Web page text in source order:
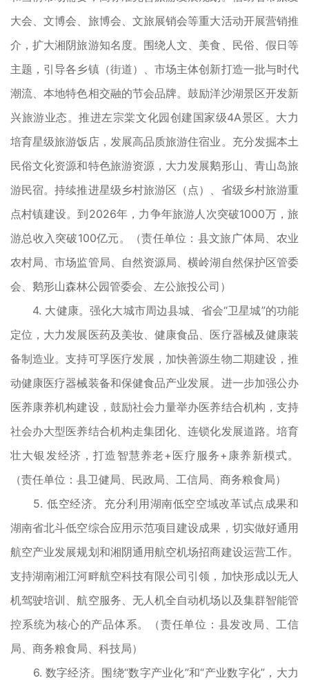
大会、文博会、旅博会、文旅展销会等重大活动开展营销推
介，扩大湘阴旅游知名度。围绕人文、美食、民俗、假日等
主题，引导各乡镇（街道）、市场主体创新打造一批与时代
潮流、本地特色相交融的节会品牌。鼓励洋沙湖景区开发新
兴旅游业态。推进左宗棠文化园创建国家级4A景区。大力
培育星级旅游饭店，发展高品质旅游住宿业。充分发掘本土
民俗文化资源和特色旅游资源，大力发展鹅形山、青山岛旅
游民宿。持续推进星级乡村旅游区（点）、省级乡村旅游重
点村镇建设。到2026年，力争年旅游人次突破1000万，旅
游总收入突破100亿元。（责任单位：县文旅广体局、农业
农村局、市场监管局、自然资源局、横岭湖自然保护区管委
会、鹅形山森林公园管委会、左公旅投公司）
4. 大健康。强化大城市周边县城、省会“卫星城”的功能
定位，大力发展医药及美妆、健康食品、医疗器械及健康装
备制造业。支持可孚医疗发展，加快善源生物二期建设，推
动健康医疗器械装备和保健食品产业发展。进一步加强公办
医养康养机构建设，鼓励社会力量举办医养结合机构，支持
社会办大型医养结合机构走集团化、连锁化发展道路。培育
壮大银发经济，打造智慧养老+医疗服务+康养新模式。
（责任单位：县卫健局、民政局、工信局、商务粮食局）
5. 低空经济。充分利用湖南低空空域改革试点成果和
湖南省北斗低空综合应用示范项目建设成果，切实做好通用
航空产业发展规划和湘阴通用航空机场招商建设运营工作。
支持湖南湘江河畔航空科技有限公司引领，加快形成以无人
机驾驶培训、航空服务、无人机全自动机场以及集群智能管
控系统为核心的产品体系。（责任单位：县发改局、工信
局、商务粮食局、科技局）
6. 数字经济。围绕“数字产业化”和“产业数字化”，大力